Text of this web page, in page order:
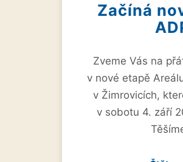
Začíná
Zveme Vás na
v nové etapě
v Žimrovicích,
v sobotu 4. září